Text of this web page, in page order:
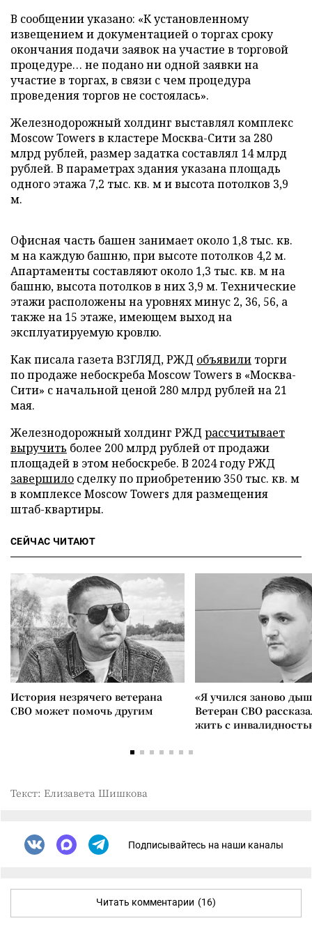
В сообщении указано: «К установленному
извещением и документацией о торгах сроку
окончания подачи заявок на участие в торговой
процедуре… не подано ни одной заявки на
участие в торгах, в связи с чем процедура
проведения торгов не состоялась».
Железнодорожный холдинг выставлял комплекс
Moscow Towers в кластере Москва-Сити за 280
млрд рублей, размер задатка составлял 14 млрд
рублей. В параметрах здания указана площадь
одного этажа 7,2 тыс. кв. м и высота потолков 3,9
м.
Офисная часть башен занимает около 1,8 тыс. кв.
м на каждую башню, при высоте потолков 4,2 м.
Апартаменты составляют около 1,3 тыс. кв. м на
башню, высота потолков в них 3,9 м. Технические
этажи расположены на уровнях минус 2, 36, 56, а
также на 15 этаже, имеющем выход на
эксплуатируемую кровлю.
Как писала газета ВЗГЛЯД, РЖД объявили торги
по продаже небоскреба Moscow Towers в «Москва-
Сити» с начальной ценой 280 млрд рублей на 21
мая.
Железнодорожный холдинг РЖД рассчитывает
выручить более 200 млрд рублей от продажи
площадей в этом небоскребе. В 2024 году РЖД
завершило сделку по приобретению 350 тыс. кв. м
в комплексе Moscow Towers для размещения
штаб-квартиры.
СЕЙЧАС ЧИТАЮТ
История незрячего ветерана
СВО может помочь другим
«Я учился заново
Ветеран СВО
жить с
Текст: Елизавета Шишкова
Подписывайтесь на наши каналы
Читать комментарии (16)